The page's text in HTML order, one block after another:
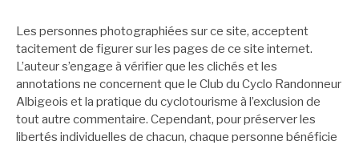
Les personnes photographiées sur ce site, acceptent
tacitement de figurer sur les pages de ce site internet.
L’auteur s’engage à vérifier que les clichés et les
annotations ne concernent que le Club du Cyclo Randonneur
Albigeois et la pratique du cyclotourisme à l’exclusion de
tout autre commentaire. Cependant, pour préserver les
libertés individuelles de chacun, chaque personne bénéficie